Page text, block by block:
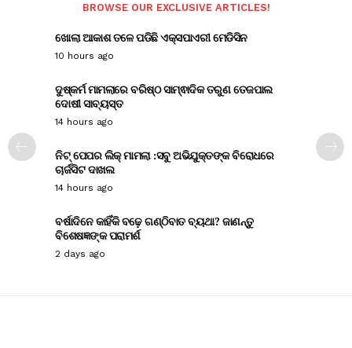
BROWSE OUR EXCLUSIVE ARTICLES!
ଖୋଲା ଆକାଶ ତଳେ ପଡିଛି ଏକ୍ସପାଏରୀ ମେଡିସିନ
10 hours ago
ଦୁଷ୍କର୍ମ ମାମଲାରେ ବରିଷ୍ଠ ସାମ୍ଵାଦିକ ତରୁଣ ତେଜପାଲ
ଦୋଷୀ ସାବ୍ୟସ୍ତ
14 hours ago
ନିଟ୍ ପେପର ଲିକ୍ ମାମଲା :ସବୁ ଅଭିଯୁକ୍ତଙ୍କ ବିରୋଧରେ
ଚାର୍ଜସିଟ ଦାଖଲ
14 hours ago
ବର୍ଷାଦିନେ କାହିଁକି ବଢ଼େ ଗଣ୍ଠିବାତ ବ୍ୟଥା? ଜାଣନ୍ତୁ
ବିଶେଷଜ୍ଞଙ୍କ ପରାମର୍ଶ
2 days ago